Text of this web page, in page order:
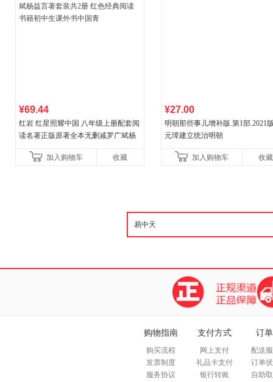
¥69.44
红岩 红星照耀中国 八年级上册配套阅
读名著正版原著全本无删减罗广斌杨
初中生课外书中国青
加入购物车 收藏
¥27.00
明朝那些事儿增补版.第1部.2021
元璋建立统治明朝
加入购物车 收藏
购物指南
购买流程
发票制度
服务协议
支付方式
网上支付
礼品卡支付
银行转账
订
配送
订单
自助